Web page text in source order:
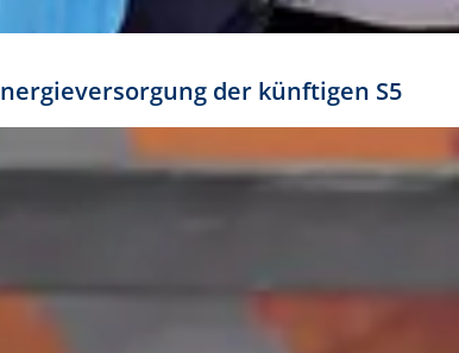
der künftigen S5